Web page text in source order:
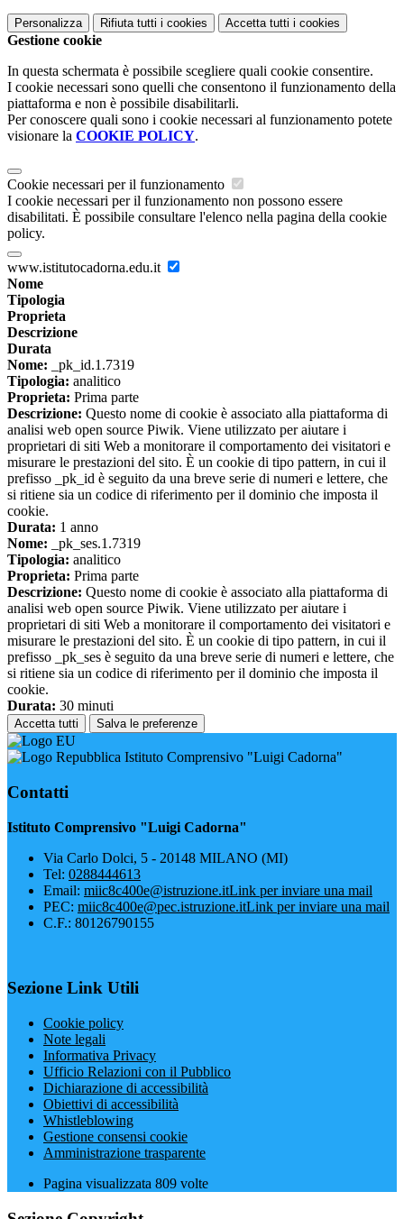
Personalizza Rifiuta tutti i cookies Accetta tutti i cookies
Gestione cookie
In questa schermata è possibile scegliere quali cookie consentire.
I cookie necessari sono quelli che consentono il funzionamento della
piattaforma e non è possibile disabilitarli.
Per conoscere quali sono i cookie necessari al funzionamento potete
visionare la COOKIE POLICY.
Cookie necessari per il funzionamento
I cookie necessari per il funzionamento non possono essere
disabilitati. È possibile consultare l'elenco nella pagina della cookie
policy.
www.istitutocadorna.edu.it
Nome
Tipologia
Proprieta
Descrizione
Durata
Nome: _pk_id.1.7319
Tipologia: analitico
Proprieta: Prima parte
Descrizione: Questo nome di cookie è associato alla piattaforma di
analisi web open source Piwik. Viene utilizzato per aiutare i
proprietari di siti Web a monitorare il comportamento dei visitatori e
misurare le prestazioni del sito. È un cookie di tipo pattern, in cui il
prefisso _pk_id è seguito da una breve serie di numeri e lettere, che
si ritiene sia un codice di riferimento per il dominio che imposta il
cookie.
Durata: 1 anno
Nome: _pk_ses.1.7319
Tipologia: analitico
Proprieta: Prima parte
Descrizione: Questo nome di cookie è associato alla piattaforma di
analisi web open source Piwik. Viene utilizzato per aiutare i
proprietari di siti Web a monitorare il comportamento dei visitatori e
misurare le prestazioni del sito. È un cookie di tipo pattern, in cui il
prefisso _pk_ses è seguito da una breve serie di numeri e lettere, che
si ritiene sia un codice di riferimento per il dominio che imposta il
cookie.
Durata: 30 minuti
Accetta tutti Salva le preferenze
Istituto Comprensivo "Luigi Cadorna"
Contatti
Istituto Comprensivo "Luigi Cadorna"
Via Carlo Dolci, 5 - 20148 MILANO (MI)
Tel: 0288444613
Email: miic8c400e@istruzione.itLink per inviare una mail
PEC: miic8c400e@pec.istruzione.itLink per inviare una mail
C.F.: 80126790155
Sezione Link Utili
Cookie policy
Note legali
Informativa Privacy
Ufficio Relazioni con il Pubblico
Dichiarazione di accessibilità
Obiettivi di accessibilità
Whistleblowing
Gestione consensi cookie
Amministrazione trasparente
Pagina visualizzata 809 volte